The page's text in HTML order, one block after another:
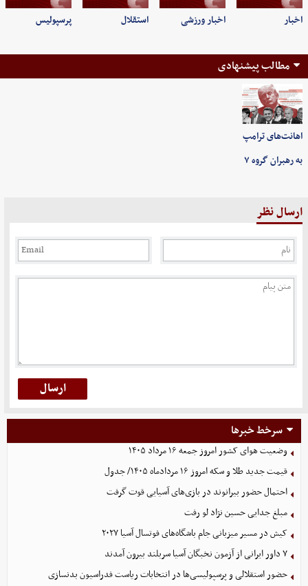
اخبار اخبار ورزشی استقلال پرسپولیس
مطالب پیشنهادی
اهانت‌های ترامپ
به رهبران گروه ۷
ارسال نظر
سرخط خبرها
وضعیت هوای کشور امروز جمعه ۱۶ مرداد ۱۴۰۵
قیمت جدید طلا و سکه امروز ۱۶ مردادماه ۱۴۰۵/ جدول
احتمال حضور بیرانوند در بازی‌های آسیایی قوت گرفت
مبلغ جدایی حسین نژاد لو رفت
کیش در مسیر میزبانی جام باشگاه‌های فوتسال آسیا ۲۰۲۷
۷ داور ایرانی از آزمون نخبگان آسیا سربلند بیرون آمدند
حضور استقلالی و پرسپولیسی‌ها در انتخابات ریاست فدراسیون بدنسازی